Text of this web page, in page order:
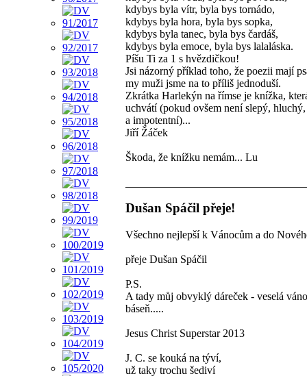
kdybys byla vítr, byla bys tornádo,
kdybys byla hora, byla bys sopka,
kdybys byla tanec, byla bys čardáš,
kdybys byla emoce, byla bys lalaláska.
Píšu Ti za 1 s hvězdičkou!
Jsi názorný příklad toho, že poezii mají
my muži jsme na to příliš jednoduší.
Zkrátka Harlekýn na římse je knížka,
uchvátí (pokud ovšem není slepý,
a impotentní)...
Jiří Žáček
Škoda, že knížku nemám... Lu
Dušan Spáčil přeje!
Všechno nejlepší k Vánocům a do
přeje Dušan Spáčil
P.S.
A tady můj obvyklý dáreček - veselá
báseň.....
Jesus Christ Superstar 2013
J. C. se kouká na týví,
už taky trochu šediví